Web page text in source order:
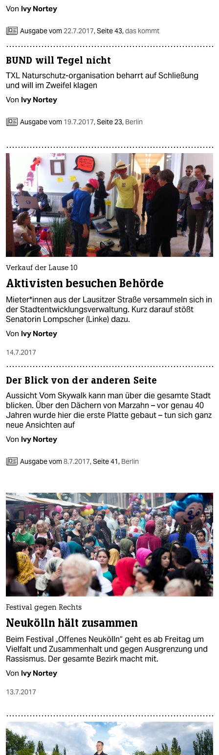
Von Ivy Nortey
Ausgabe vom 22.7.2017,Seite 43,das kommt
BUND will Tegel nicht
TXL Naturschutz-organisation beharrt auf Schließung
und will im Zweifel klagen
Von Ivy Nortey
Ausgabe vom 19.7.2017,Seite 23, Berlin
Verkauf der Lause 10
Aktivisten besuchen Behörde
Mieter*innen aus der Lausitzer Straße versammeln sich in
der Stadtentwicklungsverwaltung. Kurz darauf stößt
Senatorin Lompscher (Linke) dazu.
Von Ivy Nortey
14.7.2017
Der Blick von der anderen Seite
Aussicht Vom Skywalk kann man über die gesamte Stadt
blicken. Über den Dächern von Marzahn – vor genau 40
Jahren wurde hier die erste Platte gebaut – tun sich ganz
neue Ansichten auf
Von Ivy Nortey
Ausgabe vom8.7.2017,Seite 41, Berlin
Festival gegen Rechts
Neukölln hält zusammen
Beim Festival „Offenes Neukölln“ geht es ab Freitag um
Vielfalt und Zusammenhalt und gegen Ausgrenzung und
Rassismus. Der gesamte Bezirk macht mit.
Von Ivy Nortey
13.7.2017